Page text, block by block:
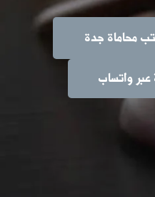
محاماة جدة
عبر واتساب